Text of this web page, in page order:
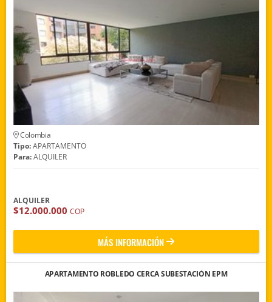
Colombia
Tipo:APARTAMENTO
Para:ALQUILER
ALQUILER
$12.000.000 COP
MÁS INFORMACIÓN
APARTAMENTO ROBLEDO CERCA SUBESTACIÓN EPM